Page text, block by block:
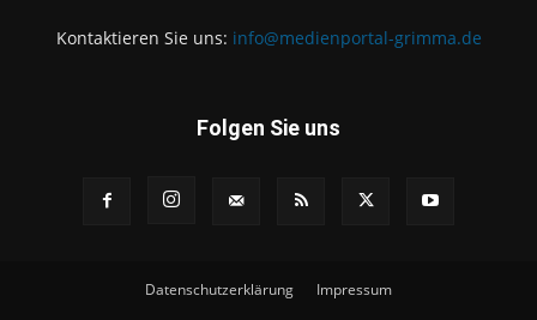
Kontaktieren Sie uns: info@medienportal-grimma.de
Folgen Sie uns
Datenschutzerklärung Impressum